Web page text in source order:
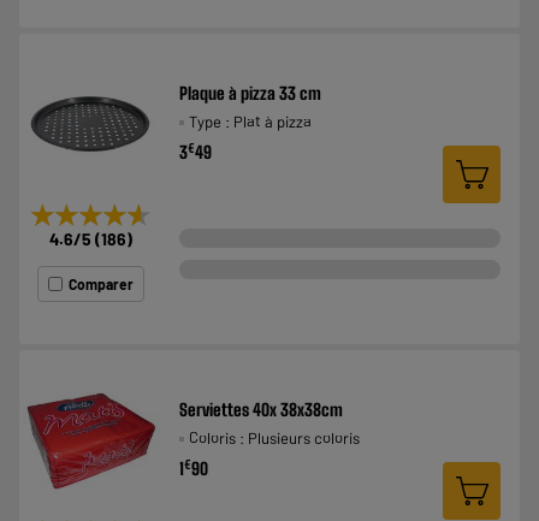
★★★★★
★★★★★
4.6/5 (186)
Comparer
Plaque à pizza 33 cm
Type : Plat à pizza
3€49
Serviettes 40x 38x38cm
Coloris : Plusieurs coloris
1€90